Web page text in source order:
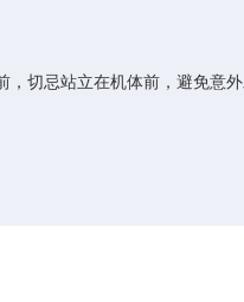
切忌站立在机体前，避免意外